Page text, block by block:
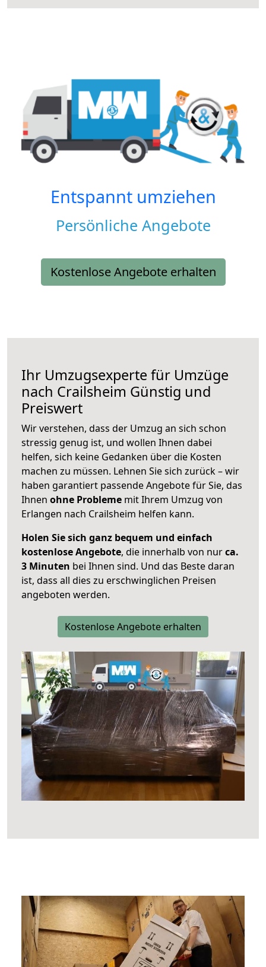
Entspannt umziehen
Persönliche Angebote
Kostenlose Angebote erhalten
Ihr Umzugsexperte für Umzüge
nach Crailsheim Günstig und
Preiswert
Wir verstehen, dass der Umzug an sich schon
stressig genug ist, und wollen Ihnen dabei
helfen, sich keine Gedanken über die Kosten
machen zu müssen. Lehnen Sie sich zurück – wir
haben garantiert passende Angebote für Sie, das
Ihnen ohne Probleme mit Ihrem Umzug von
Erlangen nach Crailsheim helfen kann.
Holen Sie sich ganz bequem und einfach
kostenlose Angebote, die innerhalb von nurca.
3 Minuten bei Ihnen sind. Und das Beste daran
ist, dass all dies zu erschwinglichen Preisen
angeboten werden.
Kostenlose Angebote erhalten